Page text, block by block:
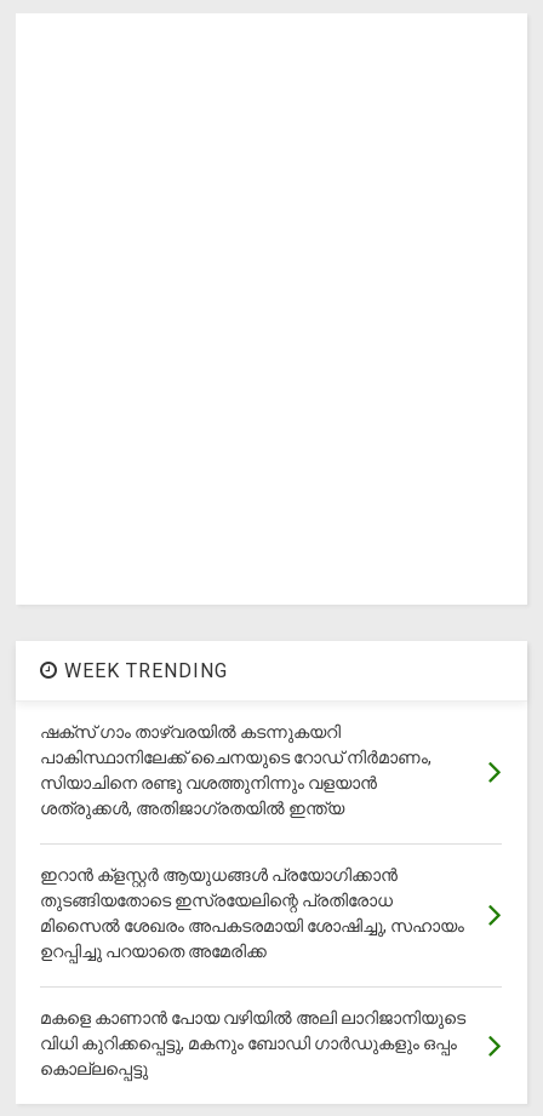
WEEK TRENDING
ഷക്സ് ​ഗാം താഴ്‌വരയിൽ കടന്നുകയറി
പാകിസ്ഥാനിലേക്ക് ചൈനയുടെ റോഡ് നിർമാണം,
സിയാചിനെ രണ്ടു വശത്തുനിന്നും വളയാൻ
ശത്രുക്കൾ, അതിജാ​ഗ്രതയിൽ ഇന്ത്യ
ഇറാന്‍ ക്‌ളസ്റ്റര്‍ ആയുധങ്ങള്‍ പ്രയോഗിക്കാന്‍
തുടങ്ങിയതോടെ ഇസ്രയേലിന്റെ പ്രതിരോധ
മിസൈല്‍ ശേഖരം അപകടരമായി ശോഷിച്ചു, സഹായം
ഉറപ്പിച്ചു പറയാതെ അമേരിക്ക
മകളെ കാണാന്‍ പോയ വഴിയില്‍ അലി ലാറിജാനിയുടെ
വിധി കുറിക്കപ്പെട്ടു, മകനും ബോഡി ഗാര്‍ഡുകളും ഒപ്പം
കൊല്ലപ്പെട്ടു